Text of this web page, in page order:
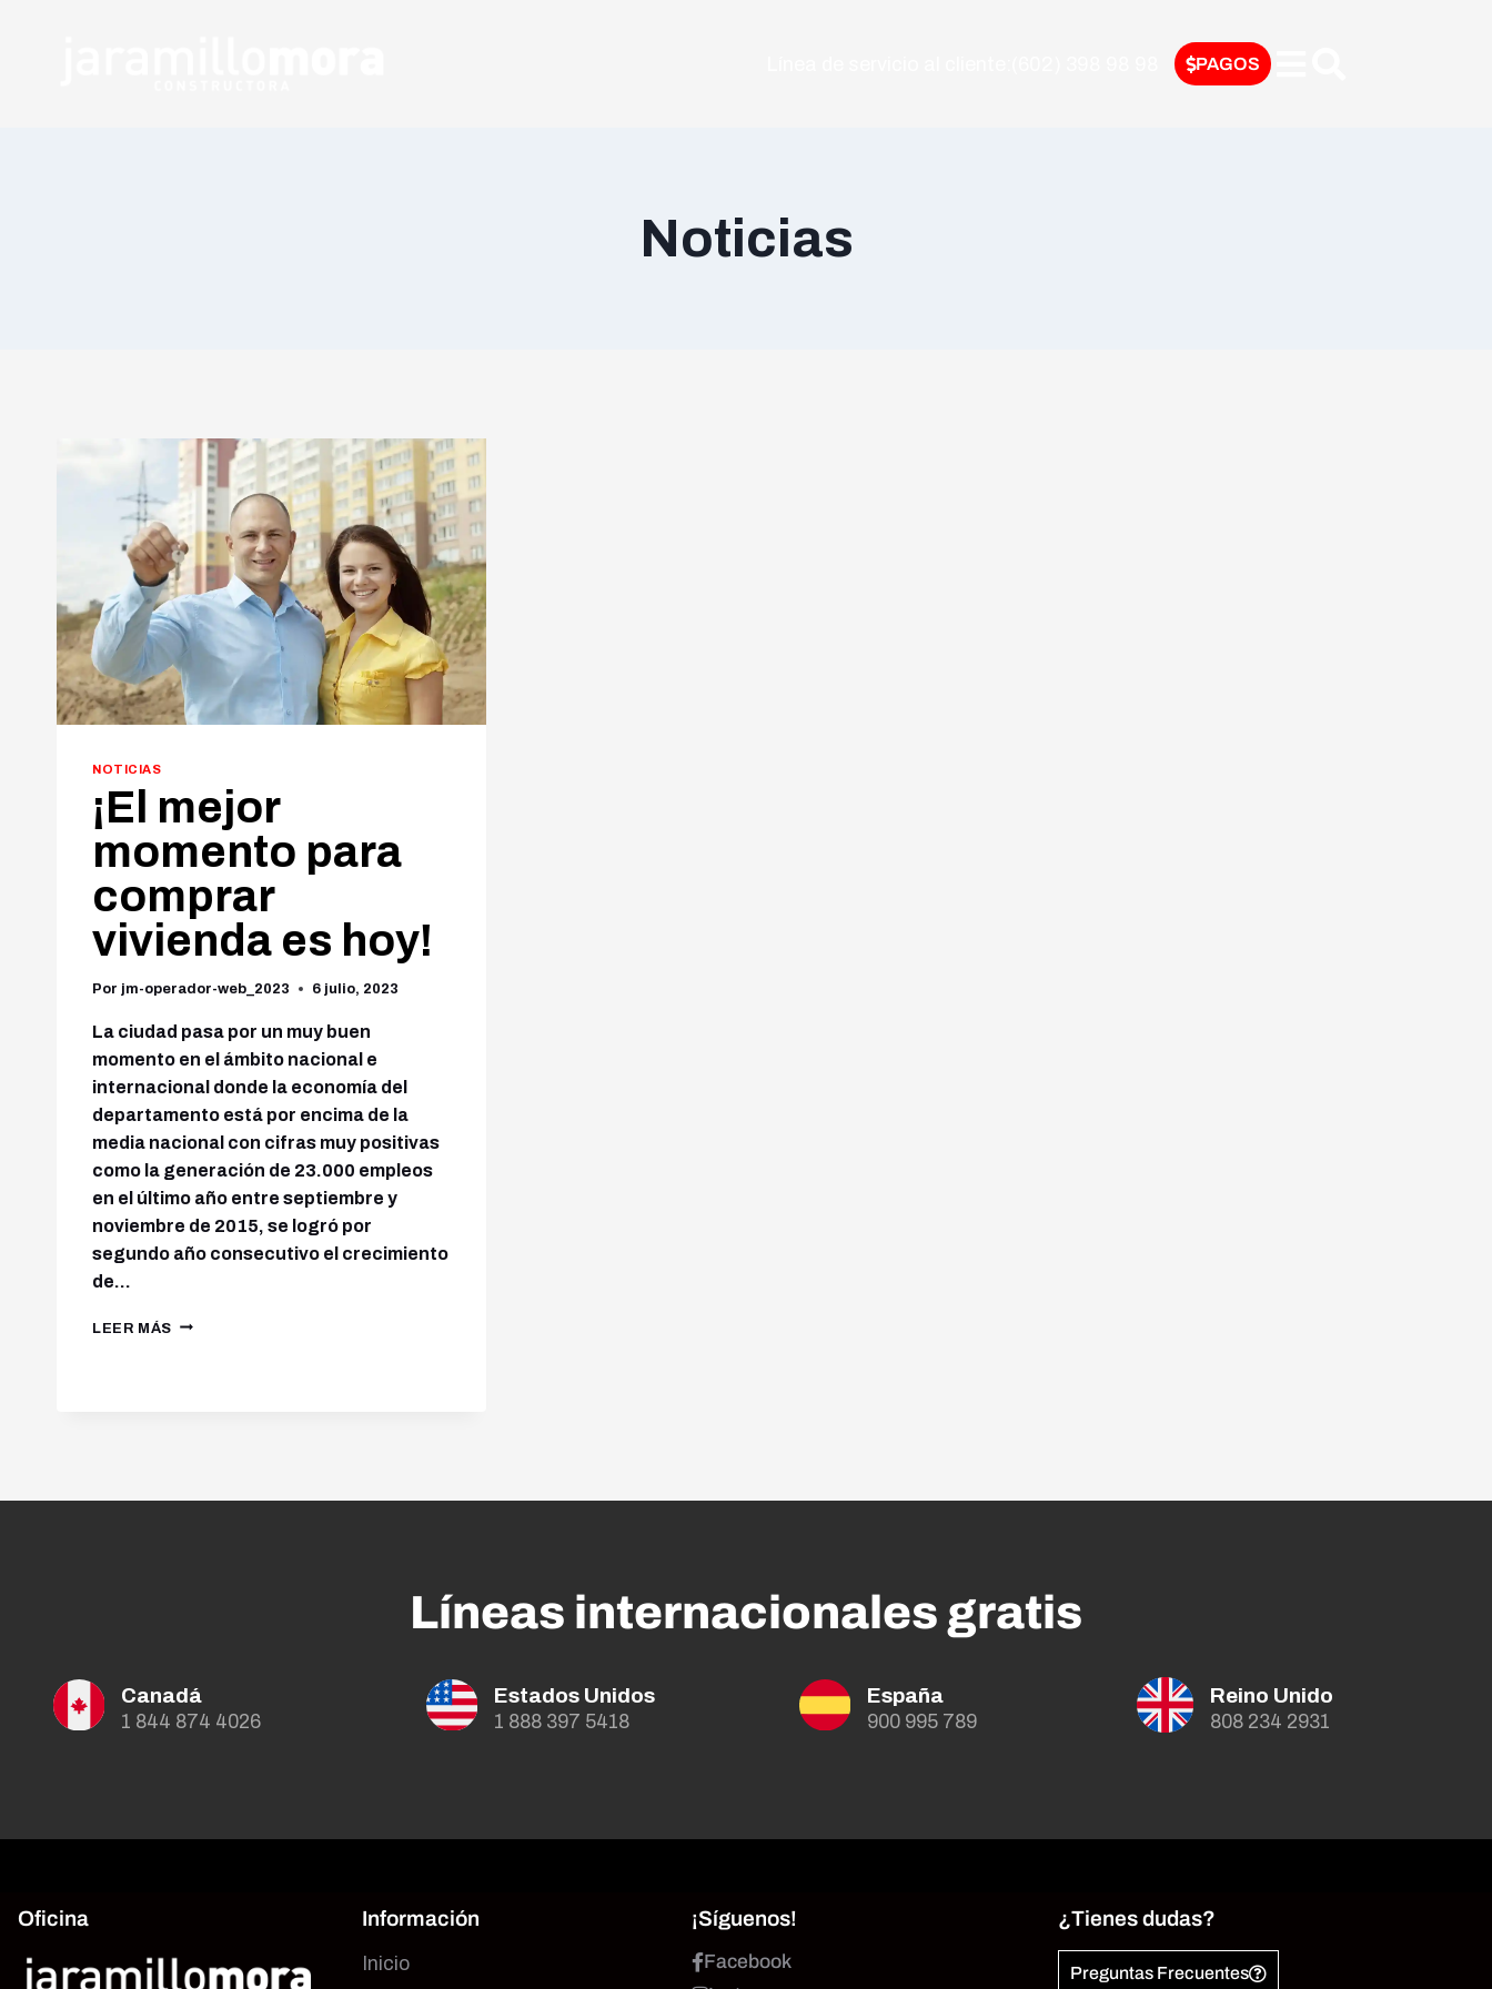
PAGOS
Noticias
NOTICIAS
¡El mejor
momento para
comprar
vivienda es hoy!
Por jm-operador-web_2023 6 julio, 2023
La ciudad pasa por un muy buen
momento en el ámbito nacional e
internacional donde la economía del
departamento está por encima de la
media nacional con cifras muy positivas
como la generación de 23.000 empleos
en el último año entre septiembre y
noviembre de 2015, se logró por
segundo año consecutivo el crecimiento
de…
LEER MÁS
Líneas internacionales gratis
Canadá
1 844 874 4026
Estados Unidos
1 888 397 5418
España
900 995 789
Reino Unido
808 234 2931
Oficina Información
Inicio
¡Síguenos!
Facebook
¿Tienes dudas?
Preguntas Frecuentes